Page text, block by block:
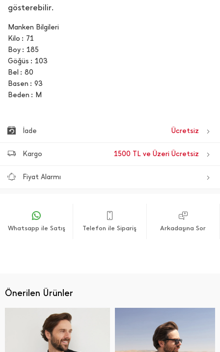
gösterebilir.
Manken Bilgileri
Kilo
71
Boy
185
Göğüs
103
Bel
80
Basen
93
Beden
M
İade Ücretsiz
Kargo 1500 TL ve Üzeri Ücretsiz
Fiyat Alarmı
Whatsapp ile Satış Telefon ile Sipariş Arkadaşına Sor
Önerilen Ürünler